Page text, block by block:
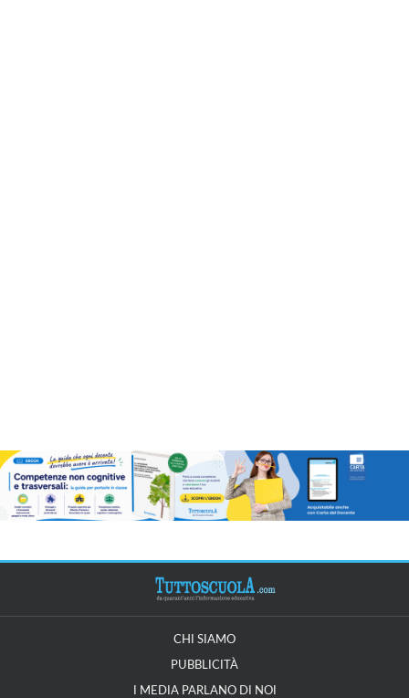
CHI SIAMO
PUBBLICITÀ
I MEDIA PARLANO DI NOI